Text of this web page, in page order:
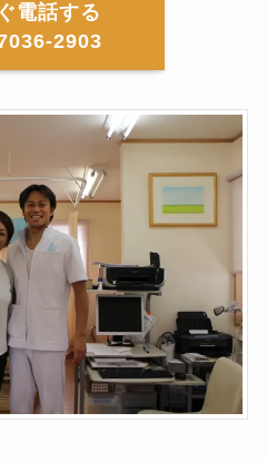
電話する
2903